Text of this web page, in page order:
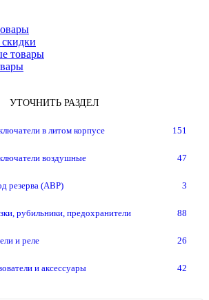
товары
УТОЧНИТЬ РАЗДЕЛ
в литом корпусе 151
воздушные 47
резерва (АВР) 3
рубильники, предохранители 88
и реле 26
и аксессуары 42